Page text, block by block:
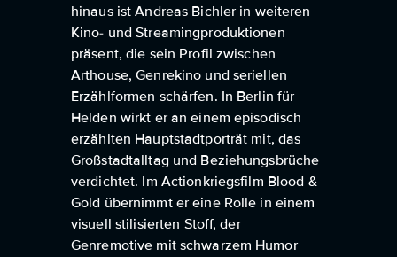
hinaus ist Andreas Bichler in weiteren
Kino- und Streamingproduktionen
präsent, die sein Profil zwischen
Arthouse, Genrekino und seriellen
Erzählformen schärfen. In Berlin für
Helden wirkt er an einem episodisch
erzählten Hauptstadtporträt mit, das
Großstadtalltag und Beziehungsbrüche
verdichtet. Im Actionkriegsfilm Blood &
Gold übernimmt er eine Rolle in einem
visuell stilisierten Stoff, der
Genremotive mit schwarzem Humor